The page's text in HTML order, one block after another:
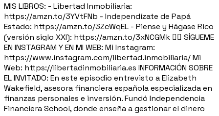
MIS LIBROS: - Libertad Inmobiliaria:
https://amzn.to/3YVtFNb - Independízate de Papá
Estado: https://amzn.to/3ZcWqEL - Piense y Hágase Rico
(versión siglo XXI): https://amzn.to/3xNCGMk 🙋‍♂️ SÍGUEME
EN INSTAGRAM Y EN MI WEB: Mi Instagram:
https://www.instagram.com/libertad.inmobiliaria/ Mi
Web: https://libertadinmobiliaria.es INFORMACIÓN SOBRE
EL INVITADO: En este episodio entrevisto a Elizabeth
Wakefield, asesora financiera española especializada en
finanzas personales e inversión. Fundó Independencia
Financiera School, donde enseña a gestionar el dinero